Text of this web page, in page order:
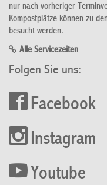
nur nach vorheriger
Kompostplätze können zu
besucht werden.
Alle Servicezeiten
Folgen Sie uns:
Facebook
Instagram
Youtube